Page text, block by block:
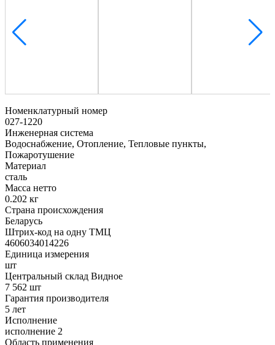
Номенклатурный номер
027-1220
Инженерная система
Водоснабжение, Отопление, Тепловые пункты,
Пожаротушение
Материал
сталь
Масса нетто
0.202 кг
Страна происхождения
Беларусь
Штрих-код на одну ТМЦ
4606034014226
Единица измерения
шт
Центральный склад Видное
7 562 шт
Гарантия производителя
5 лет
Исполнение
исполнение 2
Область применения